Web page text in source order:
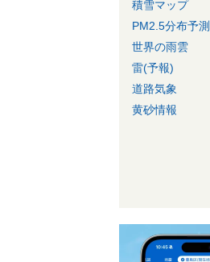
積雪マップ
PM2.5分布予測
世界の雨雲
雷(予報)
道路気象
黄砂情報